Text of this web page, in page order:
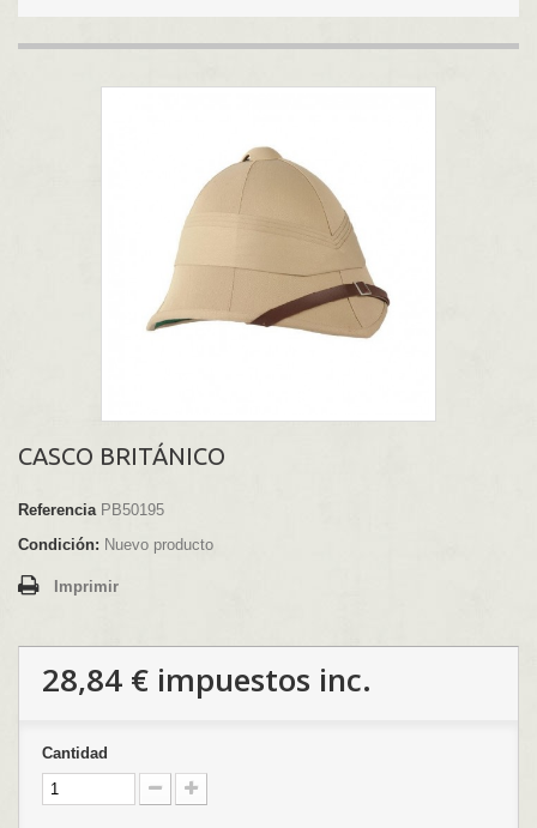
CASCO BRITÁNICO
Referencia PB50195
Condición: Nuevo producto
Imprimir
28,84 € impuestos inc.
Cantidad